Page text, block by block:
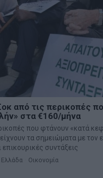
από τις περικοπές
στα €160/μήνα
που φτάνουν «κατά
τα σημειώματα με τον
επικουρικές συντάξεις
Ελλάδα Οικονομία